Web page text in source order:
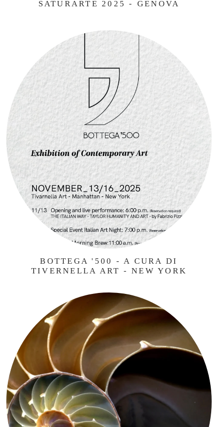
SATURARTE 2025 - GENOVA
BOTTEGA '500 - A CURA DI
TIVERNELLA ART - NEW YORK